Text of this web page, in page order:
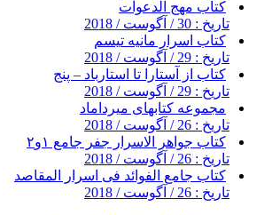
کتاب مهج الدعوات
تاریخ : 30 / آگوست / 2018
کتاب اسرار مانیه تیسم
تاریخ : 29 / آگوست / 2018
کتاب از آستارا تا استارباد – پنج
تاریخ : 29 / آگوست / 2018
مجموعه کتابهای میرداماد
تاریخ : 26 / آگوست / 2018
کتاب جواهر الاسرار جفر جامع ۱و۲
تاریخ : 26 / آگوست / 2018
کتاب جامع الفوائد فی اسرار المقاصد
تاریخ : 26 / آگوست / 2018